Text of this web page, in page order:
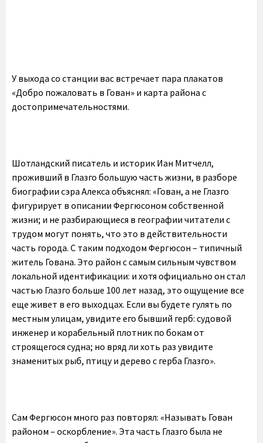
У выхода со станции вас встречает пара плакатов
«Добро пожаловать в Гован» и карта района с
достопримечательностями.
Шотландский писатель и историк Иан Митчелл,
проживший в Глазго большую часть жизни, в разборе
биографии сэра Алекса объяснял: «Гован, а не Глазго
фигурирует в описании Фергюсоном собственной
жизни; и не разбирающиеся в географии читатели с
трудом могут понять, что это в действительности
часть города. С таким подходом Фергюсон – типичный
житель Гована. Это район с самым сильным чувством
локальной идентификации: и хотя официально он стал
частью Глазго больше 100 лет назад, это ощущение все
еще живет в его выходцах. Если вы будете гулять по
местным улицам, увидите его бывший герб: судовой
инженер и корабельный плотник по бокам от
строящегося судна; но вряд ли хоть раз увидите
знаменитых рыб, птицу и дерево с герба Глазго».
Сам Фергюсон много раз повторял: «Называть Гован
районом – оскорбление». Эта часть Глазго была не